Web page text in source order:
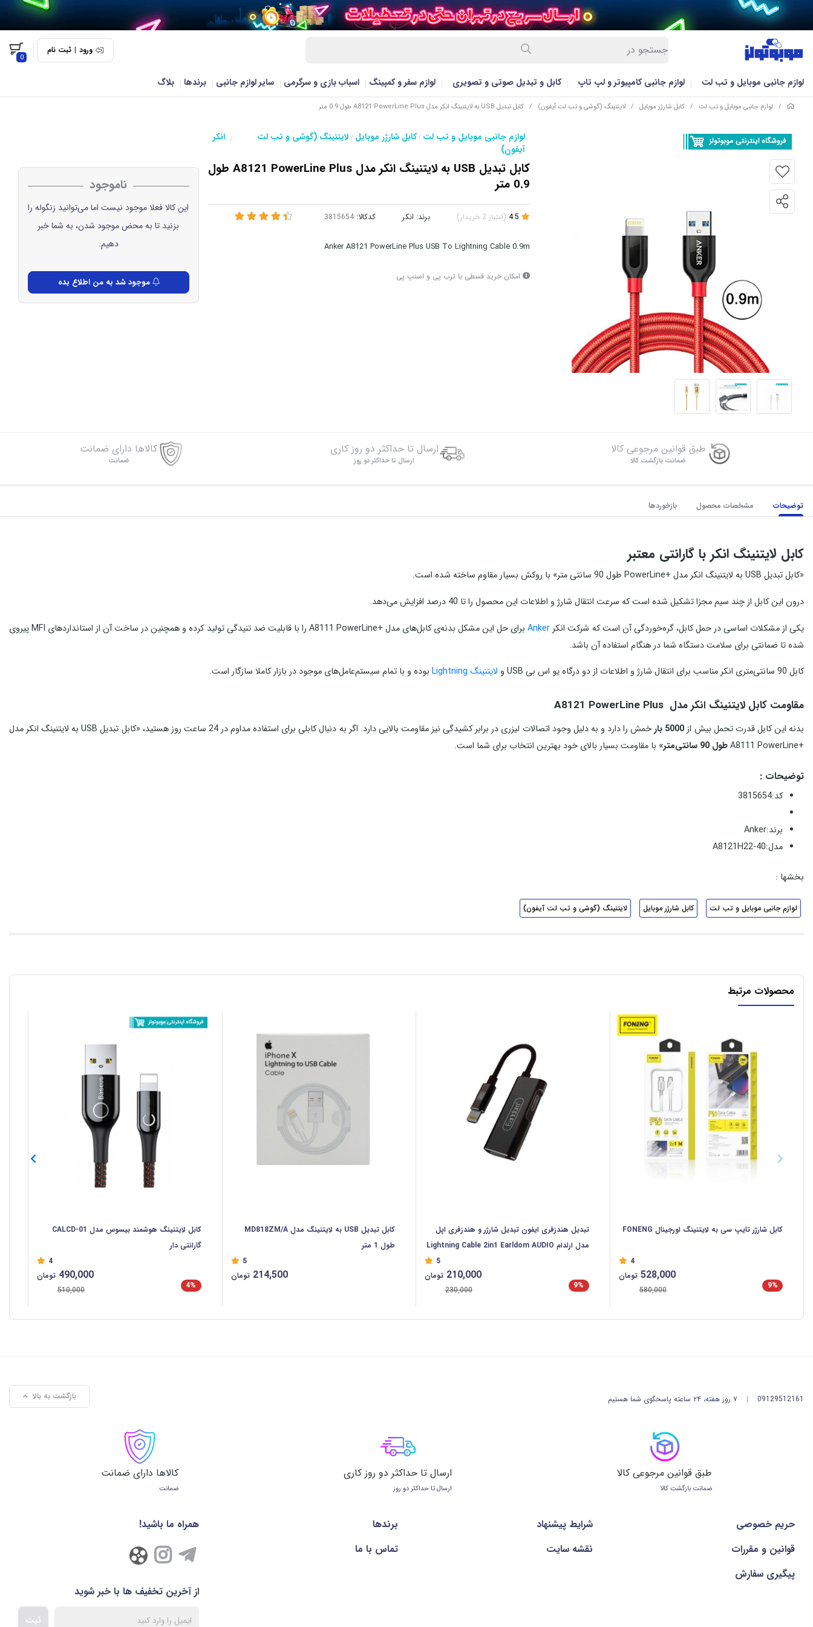
ورود | ثبت نام
0
لوازم جانبی موبایل و تب لت لوازم جانبی کامپیوتر و لپ تاپ کابل و تبدیل صوتی و تصویری لوازم سفر و کمپینگ اسباب بازی و سرگرمی سایر لوازم جانبی برندها بلاگ
/ لوازم جانبی موبایل و تب لت / کابل شارژر موبایل / لایتنینگ (گوشی و تب لت آیفون) / کابل تبدیل USB به لایتنینگ انکر مدل A8121 PowerLine Plus طول 0.9 متر
لوازم جانبی موبایل و تب لت / کابل شارژر موبایل / لایتنینگ (گوشی و تب لت
آیفون)
/ انکر
کابل تبدیل USB به لایتنینگ انکر مدل A8121 PowerLine Plus طول
0.9 متر
(امتیاز 2 خریدار) برند: انکر کدکالا:
Anker A8121 PowerLine Plus USB To Lightning Cable 0.9m
امکان خرید قسطی با ترب پی و اسنپ پی
ناموجود
این کالا فعلا موجود نیست اما می‌توانید زنگوله را
بزنید تا به محض موجود شدن، به شما خبر
دهیم.
موجود شد به من اطلاع بده
طبق قوانین مرجوعی کالا
ضمانت بازگشت کالا
ارسال تا حداکثر دو روز کاری
ارسال تا حداکثر دو روز
کالاها دارای ضمانت
ضمانت
توضیحات مشخصات محصول بازخوردها
کابل لایتنینگ انکر با گارانتی معتبر
«کابل تبدیل USB به لایتنینگ انکر مدل +PowerLine طول 90 سانتی‌ متر» با روکش بسیار مقاوم ساخته شده است.
درون این کابل از چند سیم مجزا تشکیل شده است که سرعت انتقال شارژ و اطلاعات این محصول را تا 40 درصد افزایش می‌دهد.
یکی از مشکلات اساسی در حمل کابل، گره‌خوردگی آن است که شرکت انکرAnker
برای حل این مشکل بدنه‌ی کابل‌های مدل +A8111 PowerLine را با قابلیت ضد تنیدگی تولید کرده و همچنین در ساخت آن از استانداردهای MFI پیروی
شده تا ضمانتی برای سلامت دستگاه شما در هنگام استفاده آن باشد.
کابل 90 سانتی‌متری انکر مناسب برای انتقال شارژ و اطلاعات از دو درگاه یو اس بی USB و
لایتنینگ Lightning بوده و با تمام سیستم‌عامل‌های موجود در بازار کاملا سازگار است.
مقاومت کابل لایتنینگ انکر مدل A8121 PowerLine Plus
بدنه این کابل قدرت تحمل بیش از5000 بار
خمش را دارد و به دلیل وجود اتصالات لیزری در برابر کشیدگی نیز مقاومت بالایی دارد. اگر به دنبال کابلی برای استفاده مداوم در 24 ساعت روز هستید، «کابل تبدیل USB به لایتنینگ انکر مدل
+A8111 PowerLine
طول 90 سانتی‌متر» با مقاومت بسیار بالای خود بهترین انتخاب برای شما است.
توضیحات :
کد:3815654
برند:Anker
مدل:A8121H22-40
بخشها :
لوازم جانبی موبایل و تب لت کابل شارژر موبایل لایتنینگ (گوشی و تب لت آیفون)
محصولات مرتبط
کابل شارژر تایپ سی به لایتنینگ اورجینال FONENG
4
9%
528,000 تومان
580,000
تبدیل هندزفری ایفون تبدیل شارژر و هندزفری اپل
مدل ارلدام Lightning Cable 2in1 Earldom AUDIO
5
9%
210,000 تومان
230,000
کابل تبدیل USB به لایتنینگ مدل MD818ZM/A
طول 1 متر
5
214,500 تومان
کابل لایتنینگ هوشمند بیسوس مدل CALCD-01
گارانتی دار
4
4%
490,000 تومان
510,000
09129512161
| ۷ روز هفته، ۲۴ ساعته پاسخگوی شما هستیم بازگشت به بالا
طبق قوانین مرجوعی کالا
ضمانت بازگشت کالا
ارسال تا حداکثر دو روز کاری
ارسال تا حداکثر دو روز
کالاها دارای ضمانت
ضمانت
حریم خصوصی شرايط پيشنهاد
برندها
قوانین و مقررات
نقشه سایت
تماس با ما
پیگیری سفارش
همراه ما باشید!
از آخرین تخفیف ها با خبر شوید
ثبت